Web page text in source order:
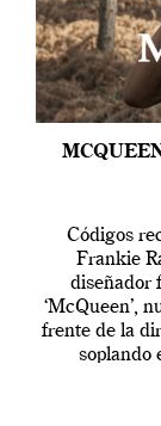
Códigos
Frankie
diseñador
‘McQueen’,
frente de la
soplando